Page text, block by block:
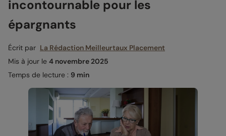
incontournable pour les
épargnants
Écrit par La Rédaction Meilleurtaux Placement
Mis à jour le 4 novembre 2025
Temps de lecture : 9 min